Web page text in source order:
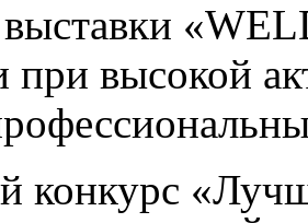
выставки
при высокой
конкурс